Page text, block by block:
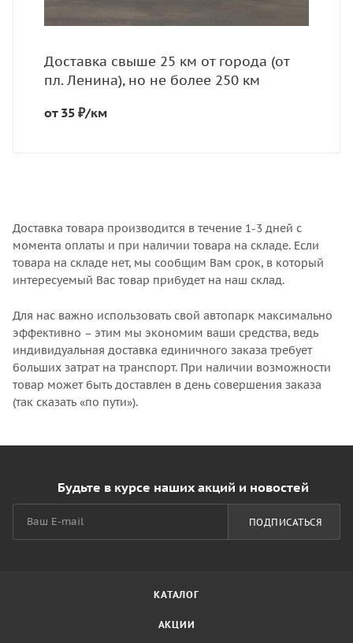
Доставка свыше 25 км от города (от
пл. Ленина), но не более 250 км
от 35 ₽/км
Доставка товара производится в течение 1-3 дней с
момента оплаты и при наличии товара на складе. Если
товара на складе нет, мы сообщим Вам срок, в который
интересуемый Вас товар прибудет на наш склад.
Для нас важно использовать свой автопарк максимально
эффективно – этим мы экономим ваши средства, ведь
индивидуальная доставка единичного заказа требует
больших затрат на транспорт. При наличии возможности
товар может быть доставлен в день совершения заказа
(так сказать «по пути»).
Будьте в курсе наших акций и новостей
ПОДПИСАТЬСЯ
КАТАЛОГ
АКЦИИ